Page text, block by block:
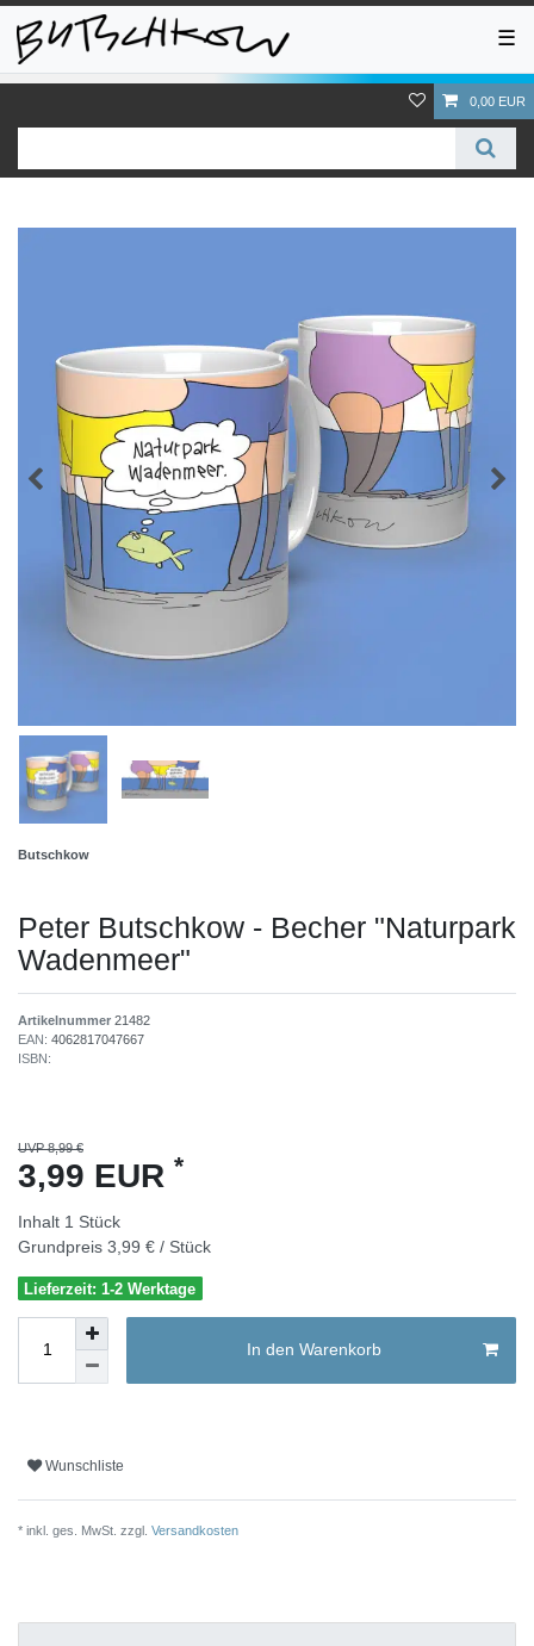
☰
0,00 EUR
Butschkow
Peter Butschkow - Becher "Naturpark
Wadenmeer"
Artikelnummer 21482
EAN: 4062817047667
ISBN:
UVP 8,99 €
3,99 EUR *
Inhalt 1 Stück
Grundpreis 3,99 € / Stück
Lieferzeit: 1-2 Werktage
In den Warenkorb
Wunschliste
* inkl. ges. MwSt. zzgl. Versandkosten